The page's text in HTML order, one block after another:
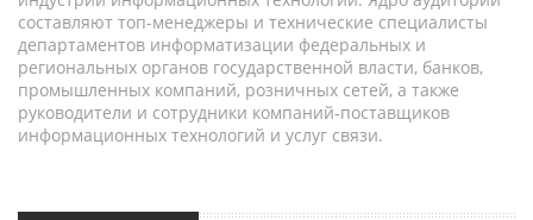
составляют топ-менеджеры и технические специалисты
департаментов информатизации федеральных и
региональных органов государственной власти, банков,
промышленных компаний, розничных сетей, а также
руководители и сотрудники компаний-поставщиков
информационных технологий и услуг связи.